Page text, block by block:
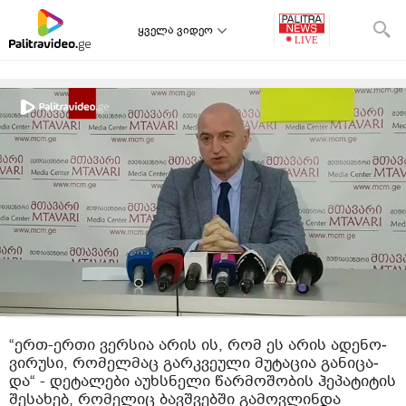
ყველა ვიდეო
“ერთ-ერთი ვერ­სია არის ის, რომ ეს არის ადე­ნო­
ვირუ­სი, რო­მელ­მაც გარ­კვე­უ­ლი მუ­ტა­ცია გა­ნი­ცა­
და“ - დეტალები აუხსნელი წარმოშობის ჰეპატიტის
შესახებ, რომელიც ბავშვებში გამოვლინდა